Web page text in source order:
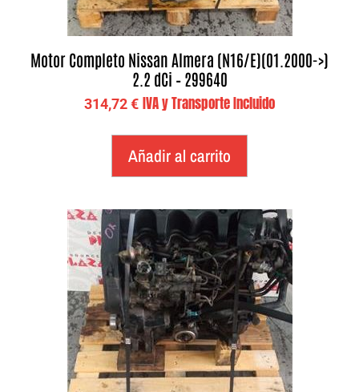
Motor Completo Nissan Almera (N16/E)(01.2000->)
2.2 dCi – 299640
314,72€ IVA y Transporte Incluido
Añadir al carrito